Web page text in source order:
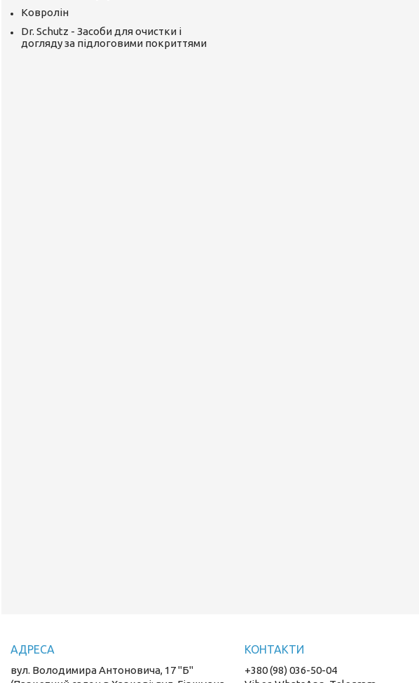
Ковролін
Dr. Schutz - Засоби для очистки і
догляду за підлоговими покриттями
вул. Володимира Антоновича, 17 "Б"
+380 (98) 036-50-04